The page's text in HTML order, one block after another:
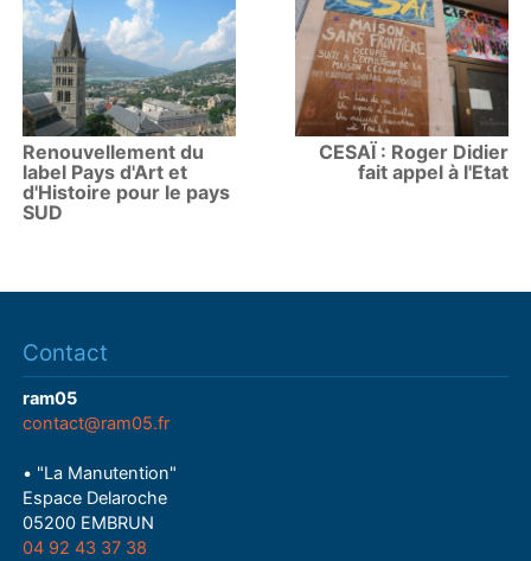
Renouvellement du
label Pays d'Art et
d'Histoire pour le pays
SUD
CESAÏ : Roger Didier
fait appel à l'Etat
Contact
ram05
contact@ram05.fr
• "La Manutention"
Espace Delaroche
05200 EMBRUN
04 92 43 37 38